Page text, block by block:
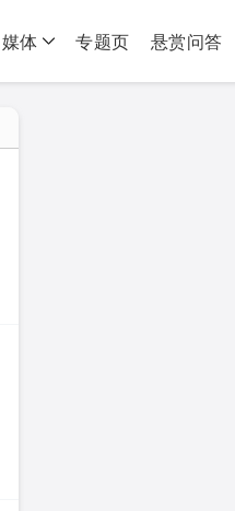
媒体 专题页 悬赏问答